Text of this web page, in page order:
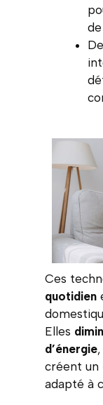
Ces
quotidien
Elles
d’énergie,
créent un
adapté à